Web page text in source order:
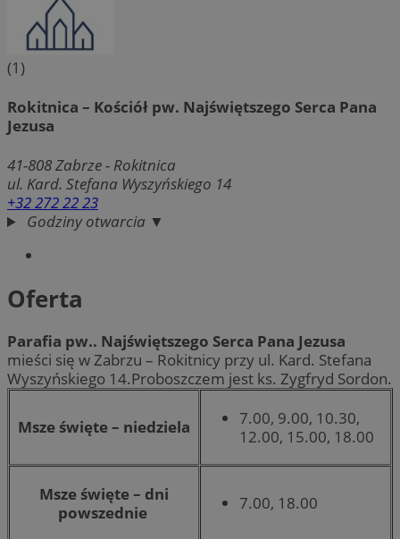
(1)
Rokitnica – Kościół pw. Najświętszego Serca Pana
Jezusa
41-808Zabrze - Rokitnica
ul. Kard. Stefana Wyszyńskiego 14
+32 272 22 23
Godziny otwarcia ▼
Oferta
Parafia pw.. Najświętszego Serca Pana Jezusa
mieści się w Zabrzu – Rokitnicy przy ul. Kard. Stefana
Wyszyńskiego 14.Proboszczem jest ks. Zygfryd Sordon.
Msze święte – niedziela
7.00, 9.00, 10.30,
12.00, 15.00, 18.00
Msze święte – dni
powszednie
7.00, 18.00